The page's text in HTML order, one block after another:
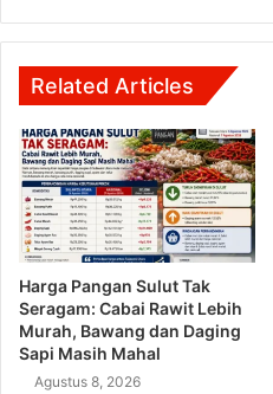
Related Articles
Harga Pangan Sulut Tak
Seragam: Cabai Rawit Lebih
Murah, Bawang dan Daging
Sapi Masih Mahal
Agustus 8, 2026